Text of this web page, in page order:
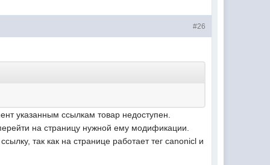
#26
указанным ссылкам товар недоступен.
на страницу нужной ему модификации.
так как на странице работает тег canonicl и